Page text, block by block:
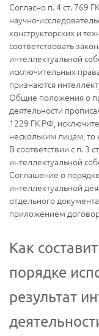
Согласно п. 4 ст. 769
научно-
конструкторских и
соответствовать
интеллектуальной
исключительных
признаются
Общие положения о
деятельности
1229 ГК РФ,
нескольким лицам,
В соответствии с п. 3
интеллектуальной
Соглашение о
интеллектуальной
отдельного
приложением
Как
порядке
результат